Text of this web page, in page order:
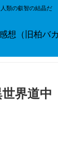
類の叡智の結晶だ
想（旧柏バカ
界道中